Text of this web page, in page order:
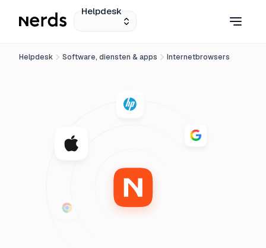
Helpdesk
Helpdesk Software, diensten & apps Internetbrowsers